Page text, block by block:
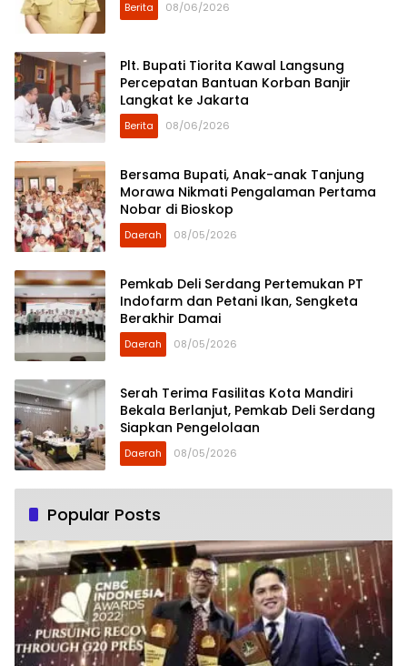
Berita 08/06/2026
Plt. Bupati Tiorita Kawal Langsung
Percepatan Bantuan Korban Banjir
Langkat ke Jakarta
Berita 08/06/2026
Bersama Bupati, Anak-anak Tanjung
Morawa Nikmati Pengalaman Pertama
Nobar di Bioskop
Daerah 08/05/2026
Pemkab Deli Serdang Pertemukan PT
Indofarm dan Petani Ikan, Sengketa
Berakhir Damai
Daerah 08/05/2026
Serah Terima Fasilitas Kota Mandiri
Bekala Berlanjut, Pemkab Deli Serdang
Siapkan Pengelolaan
Daerah 08/05/2026
Popular Posts